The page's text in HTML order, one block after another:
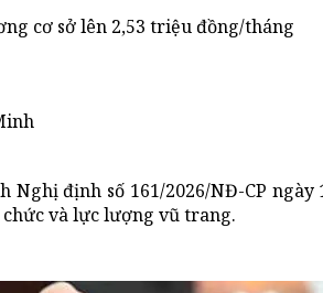
cơ sở lên 2,53 triệu đồng/tháng
Nghị định số 161/2026/NĐ-CP
và lực lượng vũ trang.